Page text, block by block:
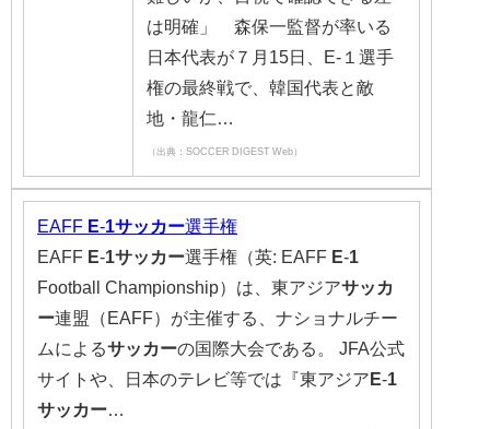
は明確」 森保一監督が率いる
日本代表が７月15日、E-１選手
権の最終戦で、韓国代表と敵
地・龍仁…
（出典：SOCCER DIGEST Web）
EAFF E-1 サッカー選手権
EAFF E-1 サッカー選手権（英: EAFF E-1
Football Championship）は、東アジアサッカ
ー連盟（EAFF）が主催する、ナショナルチー
ムによるサッカーの国際大会である。 JFA公式
サイトや、日本のテレビ等では『東アジア E-1
サッカー